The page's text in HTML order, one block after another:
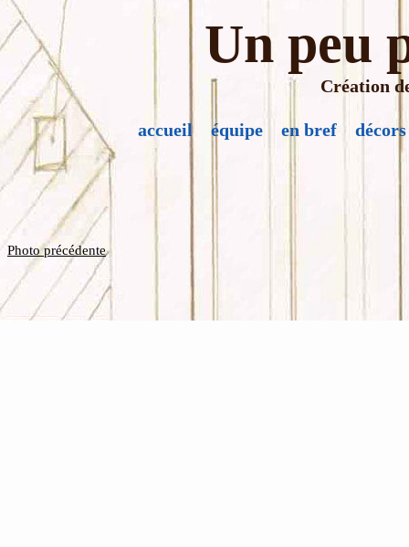
Un peu
Création
accueil équipe en bref décors
Photo précédente